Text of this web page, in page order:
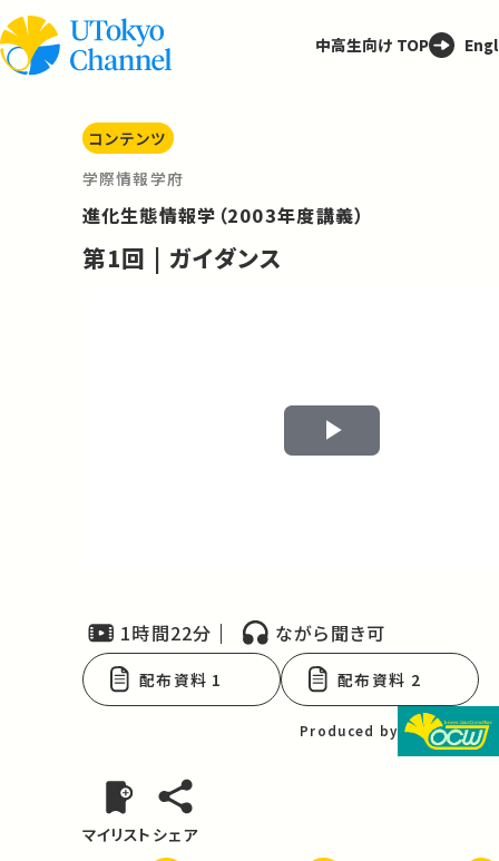
中高生向け TOP
コンテンツ
学際情報学府
進化生態情報学（2003年度講義）
第1回 | ガイダンス
Play
1時間22分 ながら聞き可
配布資料 1 配布資料 2
Produced by
マイリスト シェア